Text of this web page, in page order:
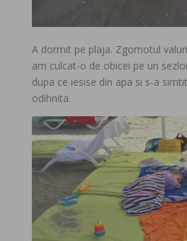
A dormit pe plaja. Zgomotul
am culcat-o de obicei pe un
dupa ce iesise din apa si s-a
odihnita.